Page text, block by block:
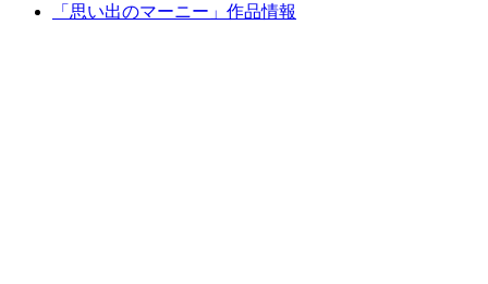
「思い出のマーニー」作品情報